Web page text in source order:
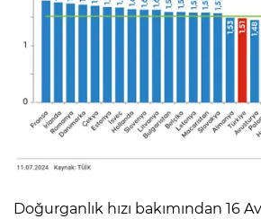
Doğurganlık hızı bakımından 16